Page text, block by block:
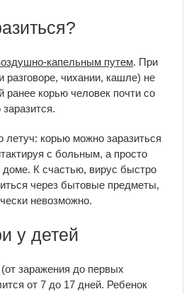
капельным путем. При
разговоре, чихании, кашле) не
корью человек почти со
летуч: корью можно заразиться
с больным, а просто
К счастью, вирус быстро
через бытовые предметы,
невозможно.
у детей
заражения до первых
от 7 до 17 дней. Ребенок